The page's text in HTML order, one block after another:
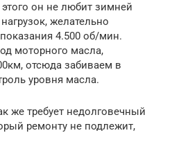
он не любит зимней
желательно
4.500 об/мин.
моторного масла,
отсюда забиваем в
уровня масла.
же требует недолговечный
ремонту не подлежит,